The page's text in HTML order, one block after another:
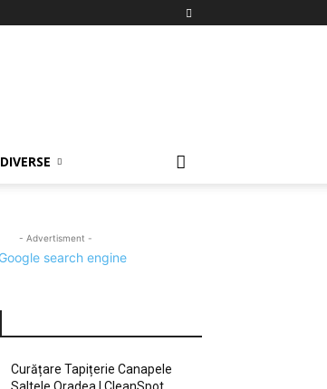
DIVERSE
- Advertisment -
Curățare Tapițerie Canapele